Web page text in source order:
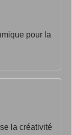
pour la
la créativité